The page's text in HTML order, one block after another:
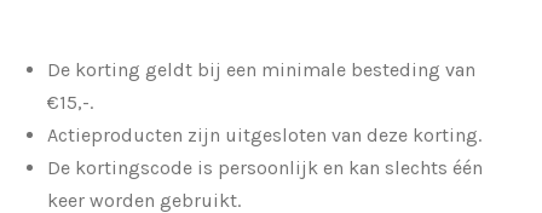
De korting geldt bij een minimale besteding van
€15,-.
Actieproducten zijn uitgesloten van deze korting.
De kortingscode is persoonlijk en kan slechts één
keer worden gebruikt.